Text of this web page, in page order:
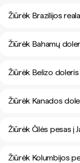
Žiūrėk Brazilijos
Žiūrėk Bahamų
Žiūrėk Belizo
Žiūrėk Kanados
Žiūrėk Čilės pesas į
Žiūrėk Kolumbijos